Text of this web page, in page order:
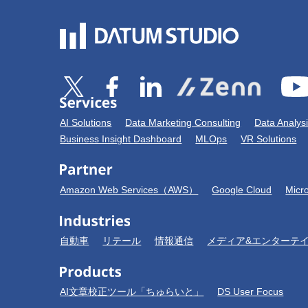
AI Solutions Data Marketing Consulting
Data
Business Insight Dashboard
MLOps VR Solutions
Amazon Web Services（AWS） Google Cloud
自動車 リテール 情報通信 メディア&エンターテ
AI文章校正ツール「ちゅらいと」 DS User Focus